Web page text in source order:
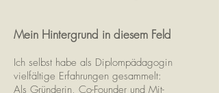
Mein Hintergrund in diesem Feld
Ich selbst habe als Diplompädagogin
vielfältige Erfahrungen gesammelt:
Als Gründerin, Co-Founder und Mit-